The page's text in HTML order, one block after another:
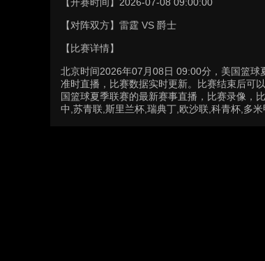
【对阵双方】 雷霆 VS 爵士
【比赛详情】
北京时间2026年07月08日 09:00分，美国篮
准时直播，比赛数据实时更新。比赛结束后可
国篮球夏季联赛的最新赛事直播，比赛录像，
中,苏青联,斯里兰杯,瑞典丁,欧沙联,科青杯,多